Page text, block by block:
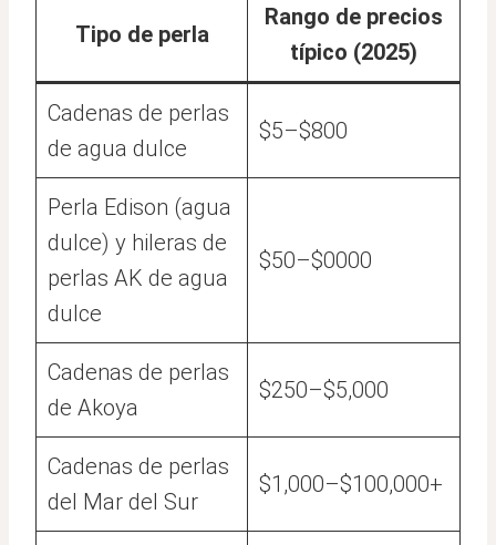
Tipo de perla
Rango de precios
típico (2025)
Cadenas de perlas
de agua dulce
$5–$800
Perla Edison (agua
dulce) y hileras de
perlas AK de agua
dulce
$50–$0000
Cadenas de perlas
de Akoya
$250–$5,000
Cadenas de perlas
del Mar del Sur
$1,000–$100,000+